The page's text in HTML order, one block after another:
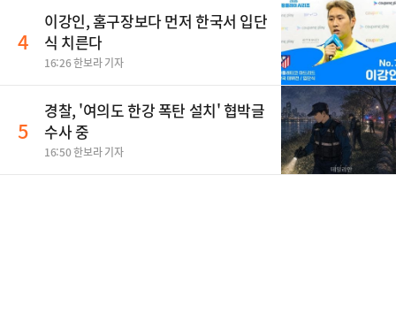
4
이강인, 홈구장보다 먼저 한국서 입단
식 치른다
16:26 한보라 기자
5
경찰, '여의도 한강 폭탄 설치' 협박글
수사 중
16:50 한보라 기자